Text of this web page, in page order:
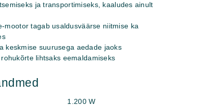
ja transportimiseks, kaaludes ainult
mootor tagab usaldusväärse niitmise ka
keskmise suurusega aedade jaoks
lihtsaks eemaldamiseks
1.200 W